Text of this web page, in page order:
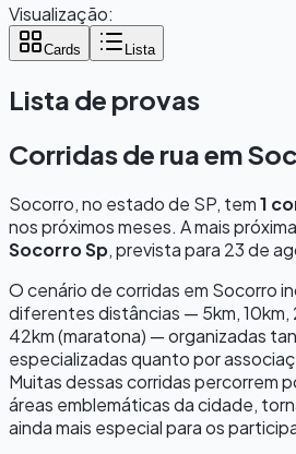
Visualização:
Cards Lista
Lista de provas
Corridas de rua em
Socorro, no estado de SP, tem1
nos próximos meses. A mais
Socorro Sp, prevista para 23 de
O cenário de corridas em Socorro
diferentes distâncias — 5km, 10km,
42km (maratona) — organizadas
especializadas quanto por
Muitas dessas corridas percorrem
áreas emblemáticas da cidade,
ainda mais especial para os